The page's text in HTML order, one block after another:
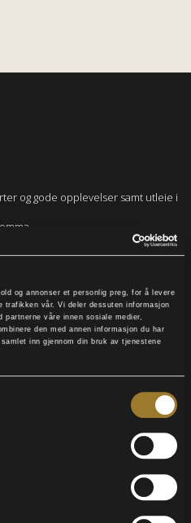
og annonser et personlig preg, for å levere
trafikken vår. Vi deler dessuten informasjon
våre innen sosiale medier,
den med annen informasjon du har
inn gjennom din bruk av tjenestene
og gode opplevelser samt utleie i